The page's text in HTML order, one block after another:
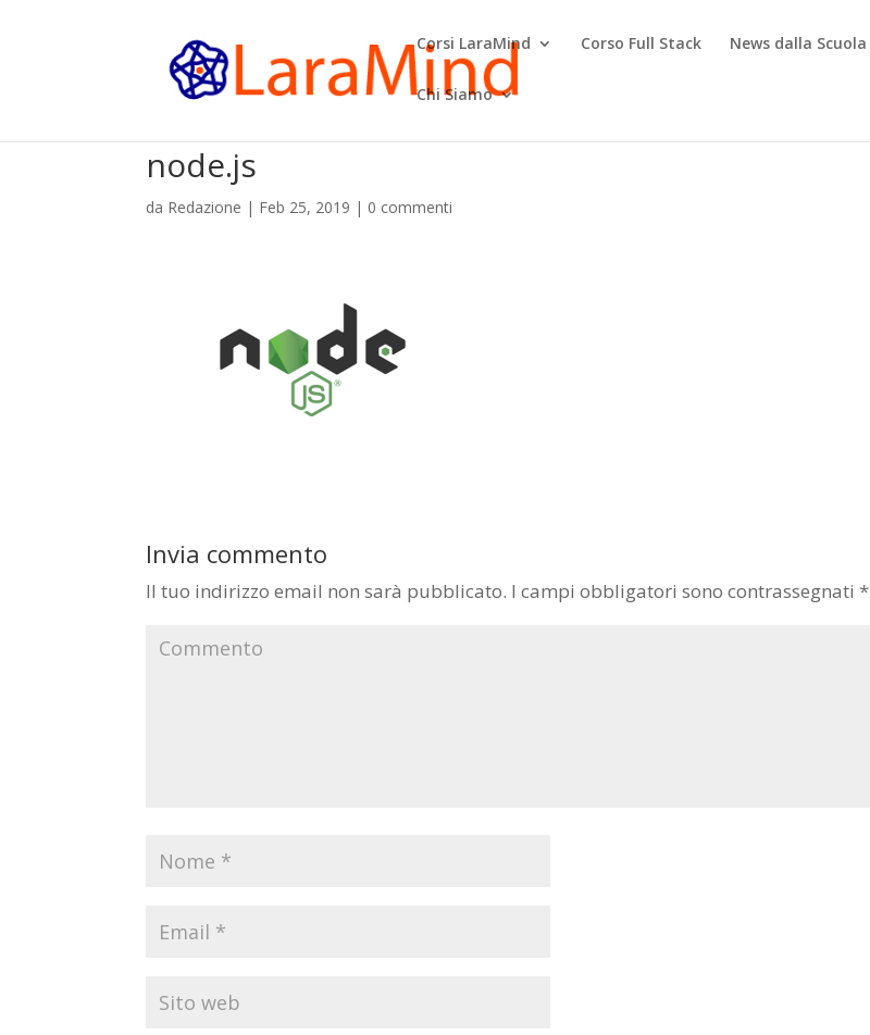
Corsi LaraMind Corso Full Stack News dalla Scuola
Chi Siamo
node.js
da Redazione | Feb 25, 2019 | 0 commenti
Invia commento
Il tuo indirizzo email non sarà pubblicato. I campi obbligatori sono contrassegnati *